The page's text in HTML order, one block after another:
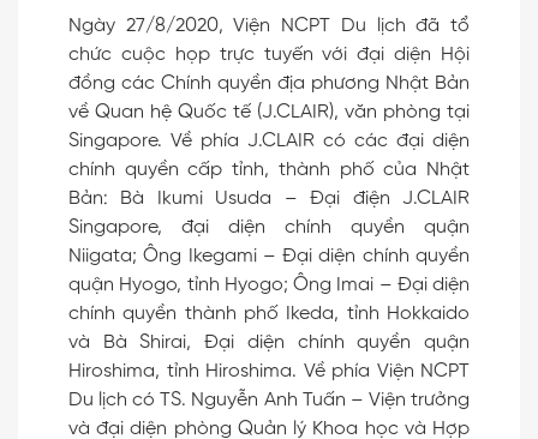
Ngày 27/8/2020, Viện NCPT Du lịch đã tổ
chức cuộc họp trực tuyến với đại diện Hội
đồng các Chính quyền địa phương Nhật Bản
về Quan hệ Quốc tế (J.CLAIR), văn phòng tại
Singapore. Về phía J.CLAIR có các đại diện
chính quyền cấp tỉnh, thành phố của Nhật
Bản: Bà Ikumi Usuda – Đại điện J.CLAIR
Singapore, đại diện chính quyền quận
Niigata; Ông Ikegami – Đại diện chính quyền
quận Hyogo, tỉnh Hyogo; Ông Imai – Đại diện
chính quyền thành phố Ikeda, tỉnh Hokkaido
và Bà Shirai, Đại diện chính quyền quận
Hiroshima, tỉnh Hiroshima. Về phía Viện NCPT
Du lịch có TS. Nguyễn Anh Tuấn – Viện trưởng
và đại diện phòng Quản lý Khoa học và Hợp